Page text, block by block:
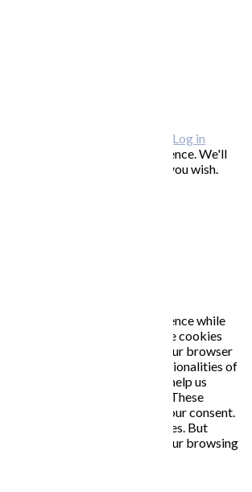
Log in
to improve your experience. We'll
this, but you can opt-out if you wish.
to improve your experience while
the website. Out of these, the cookies
as necessary are stored on your browser
for the working of basic functionalities of
use third-party cookies that help us
how you use this website. These
in your browser only with your consent.
option to opt-out of these cookies. But
of these cookies may affect your browsing